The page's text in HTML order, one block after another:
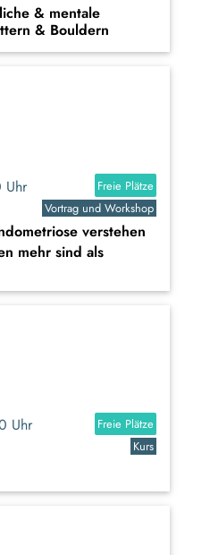
& mentale
& Bouldern
Uhr
Freie Plätze
Vortrag und Workshop
verstehen
mehr sind als
Uhr
Freie Plätze
Kurs